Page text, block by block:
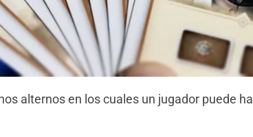
alternos en los cuales un jugador puede